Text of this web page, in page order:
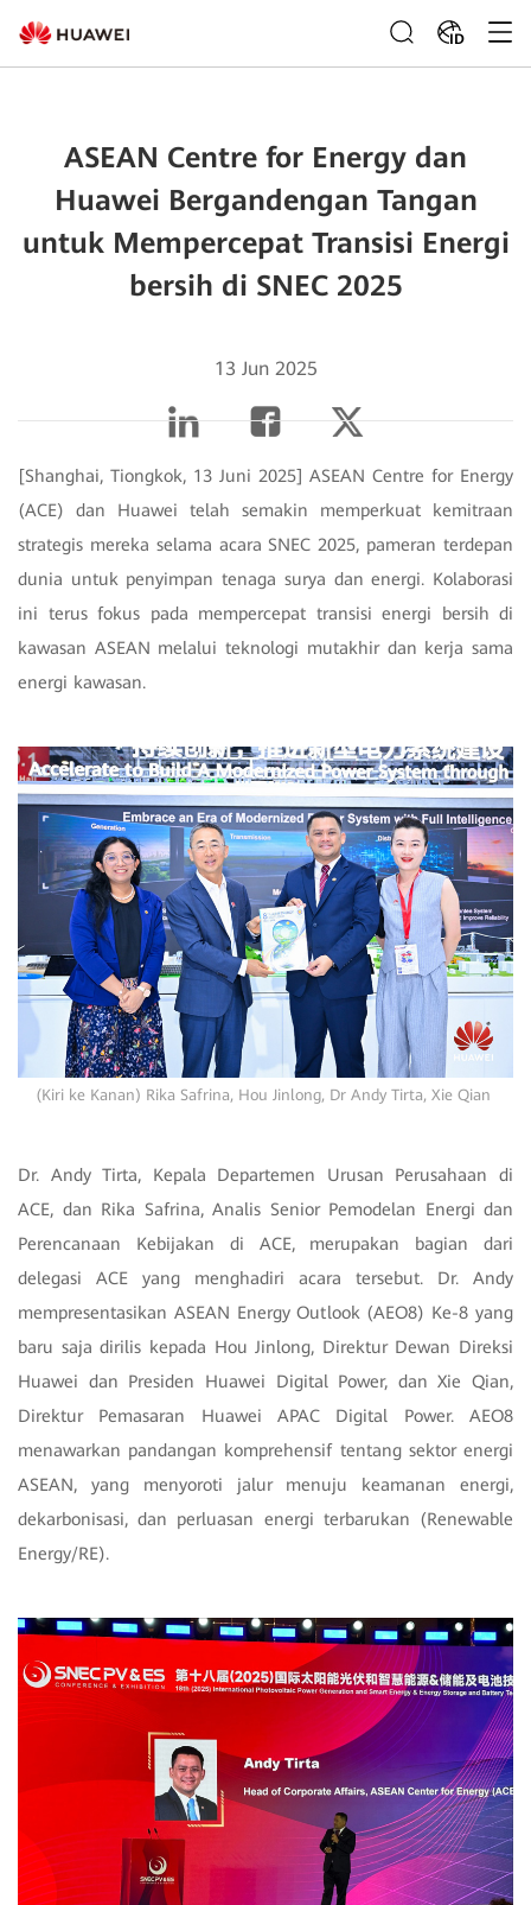
ID
ASEAN Centre for Energy dan
Huawei Bergandengan Tangan
untuk Mempercepat Transisi Energi
bersih di SNEC 2025
13 Jun 2025
[Shanghai, Tiongkok, 13 Juni 2025] ASEAN Centre for Energy
(ACE) dan Huawei telah semakin memperkuat kemitraan
strategis mereka selama acara SNEC 2025, pameran terdepan
dunia untuk penyimpan tenaga surya dan energi. Kolaborasi
ini terus fokus pada mempercepat transisi energi bersih di
kawasan ASEAN melalui teknologi mutakhir dan kerja sama
energi kawasan.
(Kiri ke Kanan) Rika Safrina, Hou Jinlong, Dr Andy Tirta, Xie Qian
Dr. Andy Tirta, Kepala Departemen Urusan Perusahaan di
ACE, dan Rika Safrina, Analis Senior Pemodelan Energi dan
Perencanaan Kebijakan di ACE, merupakan bagian dari
delegasi ACE yang menghadiri acara tersebut. Dr. Andy
mempresentasikan ASEAN Energy Outlook (AEO8) Ke-8 yang
baru saja dirilis kepada Hou Jinlong, Direktur Dewan Direksi
Huawei dan Presiden Huawei Digital Power, dan Xie Qian,
Direktur Pemasaran Huawei APAC Digital Power. AEO8
menawarkan pandangan komprehensif tentang sektor energi
ASEAN, yang menyoroti jalur menuju keamanan energi,
dekarbonisasi, dan perluasan energi terbarukan (Renewable
Energy/RE).